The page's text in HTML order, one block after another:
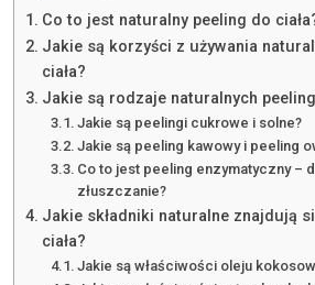
Co to jest naturalny peeling do
Jakie są korzyści z używania
ciała?
Jakie są rodzaje naturalnych
Jakie są peelingi cukrowe i solne?
Jakie są peeling kawowy i peeling
Co to jest peeling enzymatyczny –
złuszczanie?
Jakie składniki naturalne znajdują
ciała?
Jakie są właściwości oleju